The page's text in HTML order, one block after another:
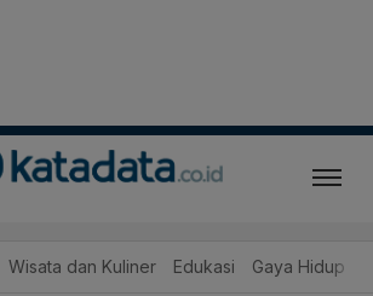
Wisata dan Kuliner Edukasi Gaya Hidup